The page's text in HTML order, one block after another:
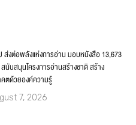
ส่งต่อพลังแห่งการอ่าน มอบหนังสือ 13,673
นับสนุนโครงการอ่านสร้างชาติ สร้าง
ตด้วยองค์ความรู้
7, 2026